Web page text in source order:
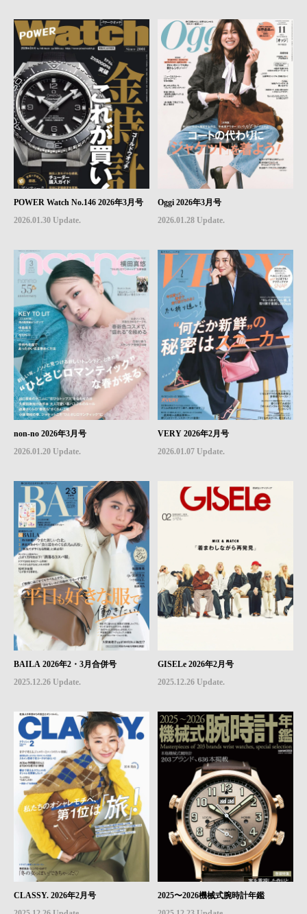
POWER Watch No.146 2026年3月号
2026.01.30 Update.
Oggi 2026年3月号
2026.01.28 Update.
non-no 2026年3月号
2026.01.20 Update.
VERY 2026年2月号
2026.01.07 Update.
BAILA 2026年2・3月合併号
2025.12.26 Update.
GISELe 2026年2月号
2025.12.26 Update.
CLASSY. 2026年2月号
2025〜2026機械式腕時計年鑑